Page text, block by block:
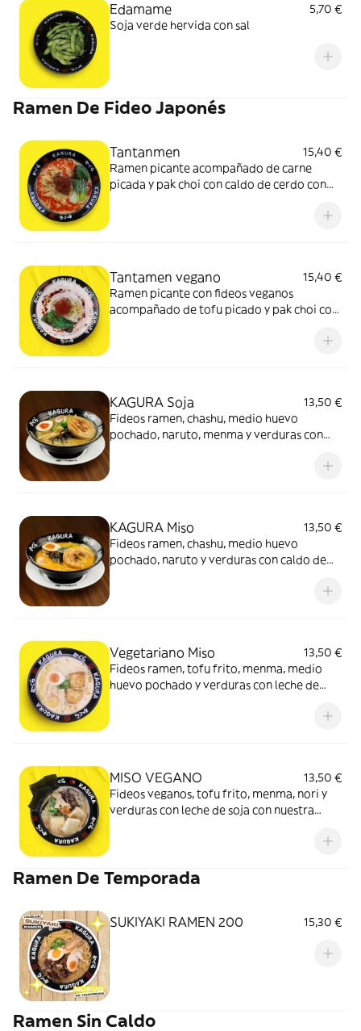
Edamame
5,70 €
Soja verde hervida con sal
Ramen De Fideo Japonés
Tantanmen
15,40 €
Ramen picante acompañado de carne
picada y pak choi con caldo de cerdo con
Tantamen vegano
15,40 €
Ramen picante con fideos veganos
acompañado de tofu picado y pak choi con
KAGURA Soja
13,50 €
Fideos ramen, chashu, medio huevo
pochado, naruto, menma y verduras con
KAGURA Miso
13,50 €
Fideos ramen, chashu, medio huevo
pochado, naruto y verduras con caldo de
Vegetariano Miso
13,50 €
Fideos ramen, tofu frito, menma, medio
huevo pochado y verduras con leche de
MISO VEGANO
13,50 €
Fideos veganos, tofu frito, menma, nori y
verduras con leche de soja con nuestra
Ramen De Temporada
SUKIYAKI RAMEN 200 15,30 €
Ramen Sin Caldo